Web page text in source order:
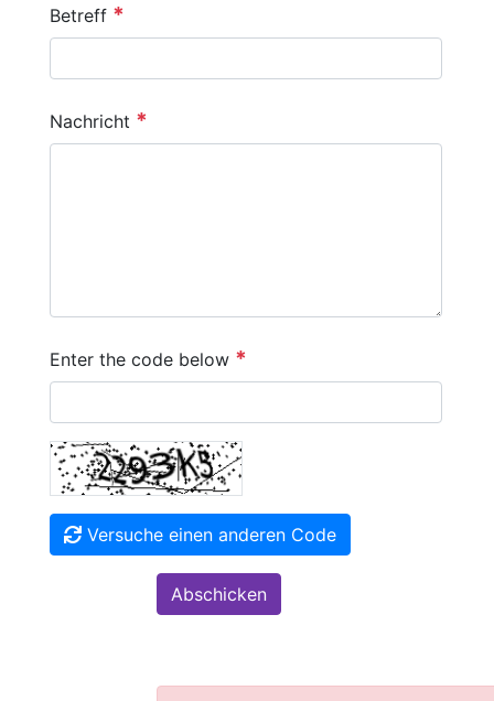
Betreff *
Nachricht *
Enter the code below *
Versuche einen anderen Code